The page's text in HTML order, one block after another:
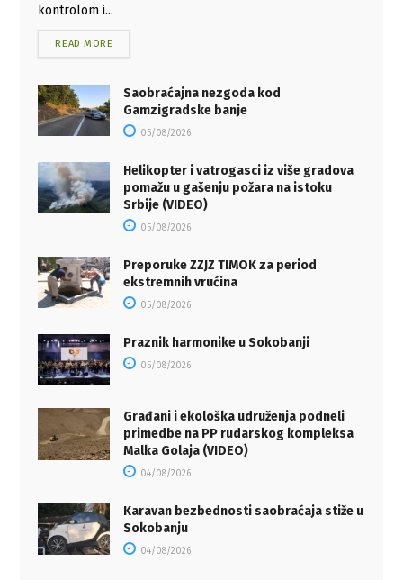
kontrolom i...
READ MORE
Saobraćajna nezgoda kod
Gamzigradske banje
05/08/2026
Helikopter i vatrogasci iz više gradova
pomažu u gašenju požara na istoku
Srbije (VIDEO)
05/08/2026
Preporuke ZZJZ TIMOK za period
ekstremnih vrućina
05/08/2026
Praznik harmonike u Sokobanji
05/08/2026
Građani i ekološka udruženja podneli
primedbe na PP rudarskog kompleksa
Malka Golaja (VIDEO)
04/08/2026
Karavan bezbednosti saobraćaja stiže u
Sokobanju
04/08/2026